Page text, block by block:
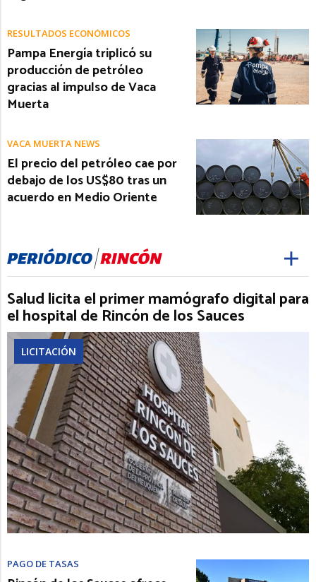
RESULTADOS ECONÓMICOS
Pampa Energía triplicó su
producción de petróleo
gracias al impulso de Vaca
Muerta
VACA MUERTA NEWS
El precio del petróleo cae por
debajo de los US$80 tras un
acuerdo en Medio Oriente
Salud licita el primer mamógrafo digital para
el hospital de Rincón de los Sauces
LICITACIÓN
PAGO DE TASAS